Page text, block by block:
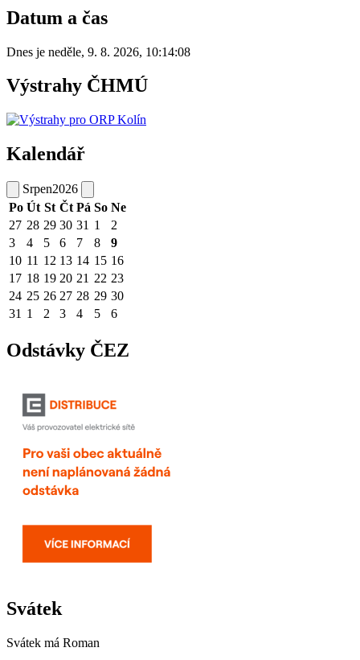
Datum a čas
Dnes je neděle, 9. 8. 2026, 10:14:08
Výstrahy ČHMÚ
Kalendář
Srpen2026
Po Út St Čt Pá So Ne
27 28 29 30 31 1
2
3
4 5 6 7 8
9
10 11 12 13 14 15 16
17 18 19 20 21 22 23
24 25 26 27 28 29 30
31 1 2 3 4 5 6
Odstávky ČEZ
Svátek
Svátek má Roman